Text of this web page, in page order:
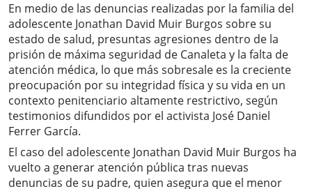
En medio de las denuncias realizadas por la familia del
adolescente Jonathan David Muir Burgos sobre su
estado de salud, presuntas agresiones dentro de la
prisión de máxima seguridad de Canaleta y la falta de
atención médica, lo que más sobresale es la creciente
preocupación por su integridad física y su vida en un
contexto penitenciario altamente restrictivo, según
testimonios difundidos por el activista José Daniel
Ferrer García.
El caso del adolescente Jonathan David Muir Burgos ha
vuelto a generar atención pública tras nuevas
denuncias de su padre, quien asegura que el menor